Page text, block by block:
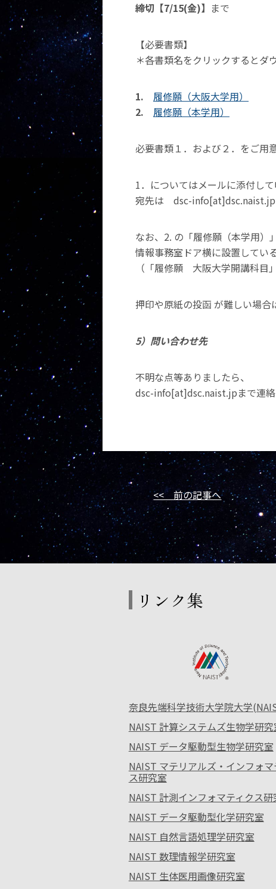
締切【7/15(金)】 まで
【必要書類】
＊各書類名をクリックするとダ
1. 履修願（大阪大学用）
2. 履修願（本学用）
必要書類１．および２．をご用
1．についてはメールに添付して
宛先は dsc-info[at]dsc.naist.jp
なお、2. の「履修願（本学用）
情報事務室ドア横に設置してい
（「履修願 大阪大学開講科目
押印や原紙の投函 が難しい場
5）問い合わせ先
不明な点等ありましたら、
dsc-info[at]dsc.naist.jpまで連絡
<< 前の記事へ
リンク集
奈良先端科学技術大学院大学
NAIST 計算システムズ生物学研究
NAIST データ駆動型生物学研究室
NAIST マテリアルズ・インフォマ
ス研究室
NAIST 計測インフォマティクス研
NAIST データ駆動型化学研究室
NAIST 自然言語処理学研究室
NAIST 数理情報学研究室
NAIST 生体医用画像研究室